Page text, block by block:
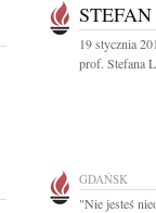
19 stycznia
prof. Stefana
GDAŃSK
"Nie jesteś